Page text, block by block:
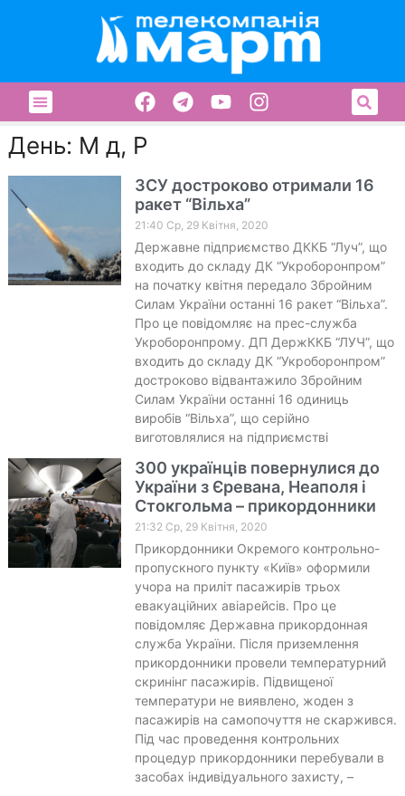
День: М д, Р
ЗСУ достроково отримали 16
ракет “Вільха”
21:40 Ср, 29 Квітня, 2020
Державне підприємство ДККБ “Луч”, що
входить до складу ДК “Укроборонпром”
на початку квітня передало Збройним
Силам України останні 16 ракет “Вільха”.
Про це повідомляє на прес-служба
Укроборонпрому. ДП ДержККБ “ЛУЧ”, що
входить до складу ДК “Укроборонпром”
достроково відвантажило Збройним
Силам України останні 16 одиниць
виробів “Вільха”, що серійно
виготовлялися на підприємстві
300 українців повернулися до
України з Єревана, Неаполя і
Стокгольма – прикордонники
21:32 Ср, 29 Квітня, 2020
Прикордонники Окремого контрольно-
пропускного пункту «Київ» оформили
учора на приліт пасажирів трьох
евакуаційних авіарейсів. Про це
повідомляє Державна прикордонная
служба України. Після приземлення
прикордонники провели температурний
скринінг пасажирів. Підвищеної
температури не виявлено, жоден з
пасажирів на самопочуття не скаржився.
Під час проведення контрольних
процедур прикордонники перебували в
засобах індивідуального захисту, –